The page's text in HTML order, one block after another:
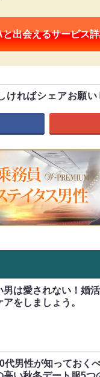
と出会えるサービス
ければシェアお願い
男は愛されない！婚
アをしましょう。
代男性が知っておく